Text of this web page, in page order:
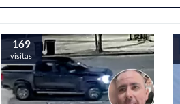
169
visitas